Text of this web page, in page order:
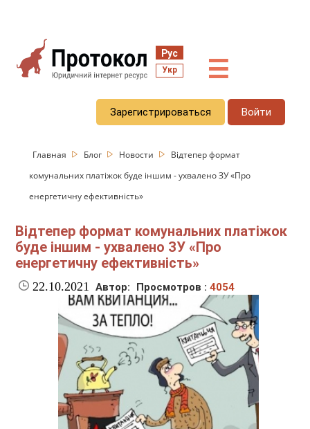
Рус
Укр ☰
Зарегистрироваться Войти
Главная Блог Новости
Відтепер формат
комунальних платіжок буде іншим - ухвалено ЗУ «Про
енергетичну ефективність»
Відтепер формат комунальних платіжок
буде іншим - ухвалено ЗУ «Про
енергетичну ефективність»
22.10.2021 Автор: Просмотров :4054